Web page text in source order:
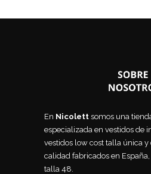
En Nicolett somos una
especializada en vestidos de
vestidos low cost talla única
calidad fabricados en
talla 48.